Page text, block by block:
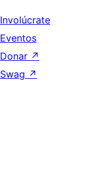
Involúcrate
Eventos
Donar ↗
Swag ↗